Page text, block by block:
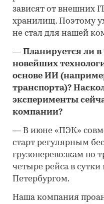
зависят от внешних
хранилищ. Поэтому
не стал для нашей
— Планируется ли
новейших
основе ИИ
транспорта)?
эксперименты
компании?
— В июне «ПЭК»
старт регулярным
грузоперевозкам по
четыре рейса в
Петербургом.
Наша компания